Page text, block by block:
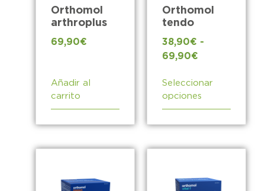
Orthomol
arthroplus
69,90€
Añadir al
carrito
Orthomol
tendo
38,90€ -
69,90€
Seleccionar
opciones